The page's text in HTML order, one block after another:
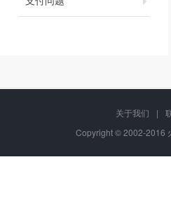
关于我们 |
Copyright © 2002-2016